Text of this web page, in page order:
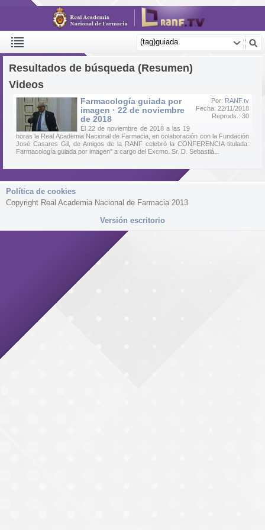
Resultados de búsqueda (Resumen)
Videos
Por: RANF.tv
Fecha: 22/11/2018
Reprods.: 30
Farmacología guiada por
imagen · 22 de noviembre
de 2018
El 22 de noviembre de 2018 a las 19
horas la Real Academia Nacional de Farmacia, en colaboración con la Fundación
José Casares Gil, de Amigos de la RANF celebró la CONFERENCIA titulada:
Farmacología guiada por imagen” a cargo del Excmo. Sr. D. Sebastiá...
Política de cookies
Copyright Real Academia Nacional de Farmacia 2013
Versión escritorio